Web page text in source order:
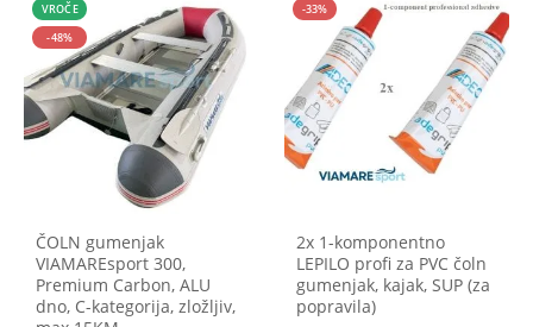
VROČE
-48%
ČOLN gumenjak
VIAMAREsport 300,
Premium Carbon, ALU
dno, C-kategorija, zložljiv,
-33%
2x 1-komponentno
LEPILO profi za PVC čoln
gumenjak, kajak, SUP (za
popravila)